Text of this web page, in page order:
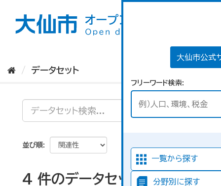
大仙市公式
フリーワード検索
一覧から探す
分野別に探す
データセット
並び順
4 件のデータセットが見つか